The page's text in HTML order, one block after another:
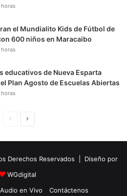
el Mundialito Kids de Fútbol de
600 niños en Maracaibo
educativos de Nueva Esparta
Plan Agosto de Escuelas Abiertas
i
n
a
u
i
e
Derechos Reservados | Diseño por
WGdigital
Audio en Vivo Contáctenos